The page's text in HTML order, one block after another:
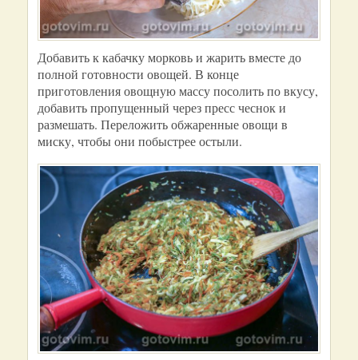
Добавить к кабачку морковь и жарить вместе до
полной готовности овощей. В конце
приготовления овощную массу посолить по вкусу,
добавить пропущенный через пресс чеснок и
размешать. Переложить обжаренные овощи в
миску, чтобы они побыстрее остыли.